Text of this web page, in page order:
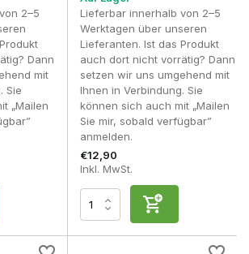
Lösungen
sich für Spieler, die maximale Kontrolle und
ihrer AEG herausholen möchten.
Fragen
der Verwendung von LiPo
um Verschleiß der Abzugskontakte zu
die Reaktionsfähigkeit und Effizienz.
zwischen Mosfet und ETU?
2–5
Dann
mit
Sie
„Mailen
Lieferbar innerhalb von 2–5
Werktagen über unseren
Lieferanten. Ist das Produkt
auch dort nicht vorrätig? Dann
setzen wir uns umgehend mit
Ihnen in Verbindung. Sie
können sich auch mit „Mailen
Sie mir, sobald verfügbar”
anmelden.
€12,90
Inkl. MwSt.